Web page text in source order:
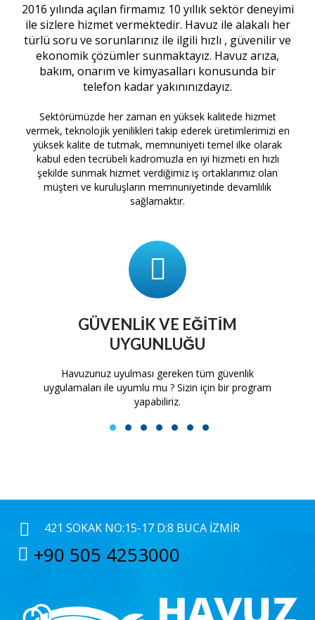
2016 yılında açılan firmamız 10 yıllık sektör deneyimi
ile sizlere hizmet vermektedir. Havuz ile alakalı her
türlü soru ve sorunlarınız ile ilgili hızlı , güvenilir ve
ekonomik çözümler sunmaktayız. Havuz arıza,
bakım, onarım ve kimyasalları konusunda bir
telefon kadar yakınınızdayız.
Sektörümüzde her zaman en yüksek kalitede hizmet
vermek, teknolojik yenilikleri takip ederek üretimlerimizi en
yüksek kalite de tutmak, memnuniyeti temel ilke olarak
kabul eden tecrübeli kadromuzla en iyi hizmeti en hızlı
şekilde sunmak hizmet verdiğimiz iş ortaklarımız olan
müşteri ve kuruluşların memnuniyetinde devamlılık
sağlamaktır.
GÜVENLIK VE EĞITIM
UYGUNLUĞU
Havuzunuz uyulması gereken tüm güvenlik
uygulamaları ile uyumlu mu ? Sizin için bir program
yapabiliriz.
1 2 3 4 5 6 7
421 SOKAK NO:15-17 D:8 BUCA İZMIR
+90 505 4253000